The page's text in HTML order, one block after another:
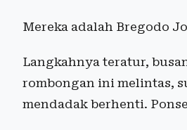
Mereka adalah Bregodo
Langkahnya teratur,
rombongan ini melintas,
mendadak berhenti.